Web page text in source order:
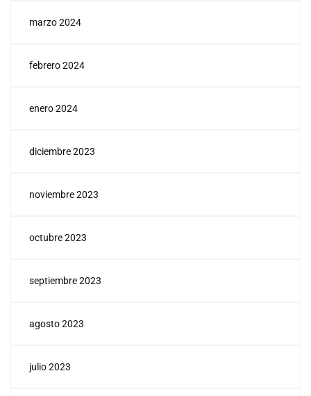
marzo 2024
febrero 2024
enero 2024
diciembre 2023
noviembre 2023
octubre 2023
septiembre 2023
agosto 2023
julio 2023